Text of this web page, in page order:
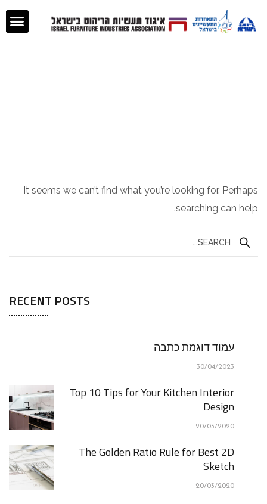
It seems we can’t find what you’re looking for. Perhaps
searching can help.
RECENT POSTS
עמוד דוגמת כתבה
30/04/2023
Top 10 Tips for Your Kitchen Interior
Design
20/03/2020
The Golden Ratio Rule for Best 2D
Sketch
20/03/2020